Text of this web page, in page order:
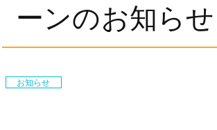
ーンのお知らせ
お知らせ